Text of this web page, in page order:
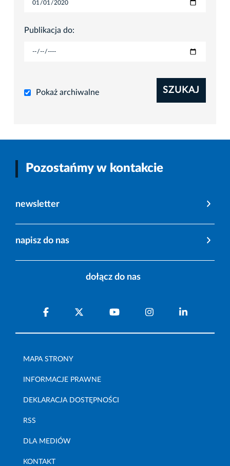
Publikacja do:
Pokaż archiwalne SZUKAJ
Pozostańmy w kontakcie
newsletter
napisz do nas
dołącz do nas
MAPA STRONY
INFORMACJE PRAWNE
DEKLARACJA DOSTĘPNOŚCI
RSS
DLA MEDIÓW
KONTAKT